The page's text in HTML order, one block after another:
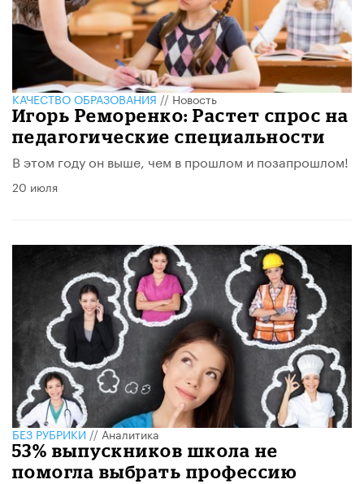
КАЧЕСТВО ОБРАЗОВАНИЯ//Новость
Игорь Реморенко: Растет спрос на
педагогические специальности
В этом году он выше, чем в прошлом и позапрошлом!
20 июля
БЕЗ РУБРИКИ//Аналитика
53% выпускников школа не
помогла выбрать профессию